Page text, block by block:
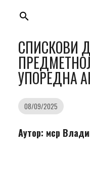
search
СПИСКОВИ
УПОРЕДНА
08/09/2025
Аутор: мср